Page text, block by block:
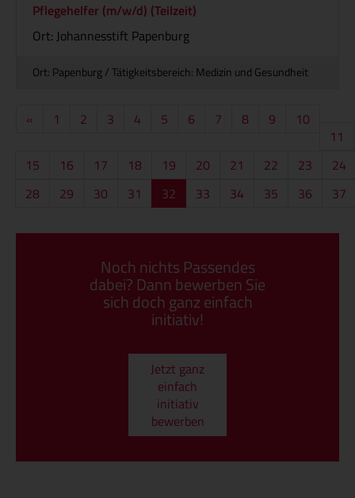
Pflegehelfer (m/w/d) (Teilzeit)
Ort: Johannesstift Papenburg
Ort: Papenburg / Tätigkeitsbereich: Medizin und Gesundheit
« Vorherige
1 2 3 4 5 6 7 8 9
10
11
15
16 17 18 19 20 21 22 23
24
28
29 30 31 32 33 34 35 36 37
Noch nichts Passendes
dabei? Dann bewerben Sie
sich doch ganz einfach
initiativ!
Jetzt ganz
einfach
initiativ
bewerben